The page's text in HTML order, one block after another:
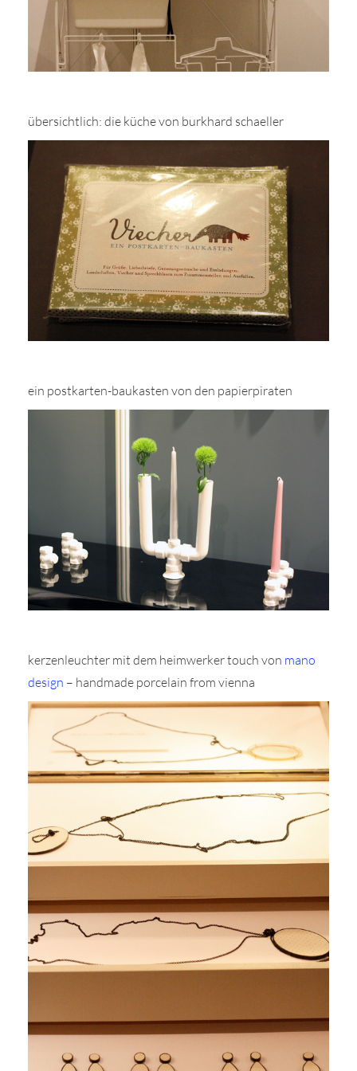
übersichtlich: die küche von burkhard schaeller
ein postkarten-baukasten von den papierpiraten
kerzenleuchter mit dem heimwerker touch von mano
design – handmade porcelain from vienna